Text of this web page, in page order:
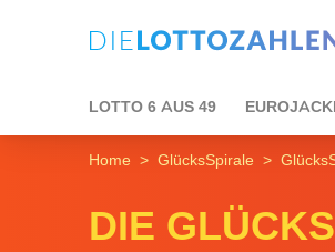
LOTTO 6 AUS 49
Home GlücksSpirale
DIE